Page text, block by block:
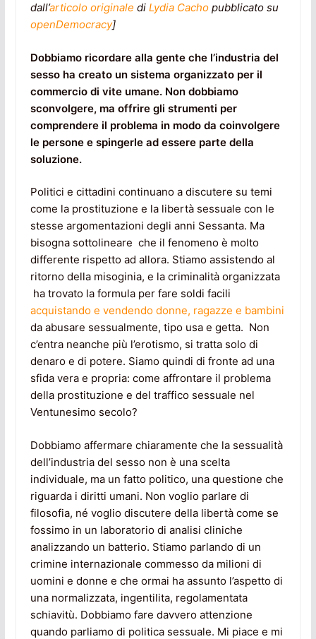
dall’articolo originale di Lydia Cacho pubblicato su
openDemocracy]
Dobbiamo ricordare alla gente che l’industria del
sesso ha creato un sistema organizzato per il
commercio di vite umane. Non dobbiamo
sconvolgere, ma offrire gli strumenti per
comprendere il problema in modo da coinvolgere
le persone e spingerle ad essere parte della
soluzione.
Politici e cittadini continuano a discutere su temi
come la prostituzione e la libertà sessuale con le
stesse argomentazioni degli anni Sessanta. Ma
bisogna sottolineare che il fenomeno è molto
differente rispetto ad allora. Stiamo assistendo al
ritorno della misoginia, e la criminalità organizzata
ha trovato la formula per fare soldi facili
acquistando e vendendo donne, ragazze e bambini
da abusare sessualmente, tipo usa e getta. Non
c’entra neanche più l’erotismo, si tratta solo di
denaro e di potere. Siamo quindi di fronte ad una
sfida vera e propria: come affrontare il problema
della prostituzione e del traffico sessuale nel
Ventunesimo secolo?
Dobbiamo affermare chiaramente che la sessualità
dell’industria del sesso non è una scelta
individuale, ma un fatto politico, una questione che
riguarda i diritti umani. Non voglio parlare di
filosofia, né voglio discutere della libertà come se
fossimo in un laboratorio di analisi cliniche
analizzando un batterio. Stiamo parlando di un
crimine internazionale commesso da milioni di
uomini e donne e che ormai ha assunto l’aspetto di
una normalizzata, ingentilita, regolamentata
schiavitù. Dobbiamo fare davvero attenzione
quando parliamo di politica sessuale. Mi piace e mi